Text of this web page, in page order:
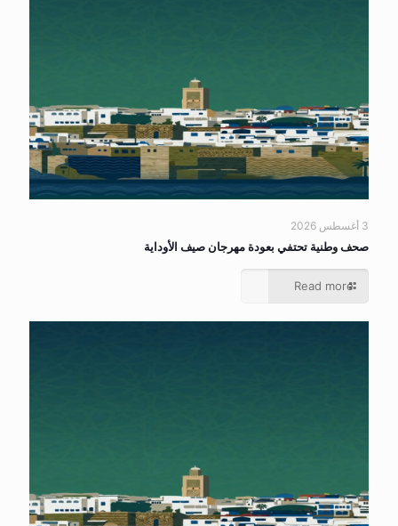
3 أغسطس 2026
صحف وطنية تحتفي بعودة مهرجان صيف الأوداية
Read more